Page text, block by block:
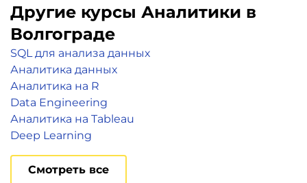
Другие курсы Аналитики в
Волгограде
SQL для анализа данных
Аналитика данных
Аналитика на R
Data Engineering
Аналитика на Tableau
Deep Learning
Смотреть все